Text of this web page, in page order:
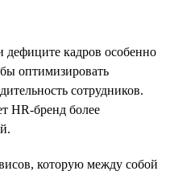
кадров особенно
оптимизировать
сотрудников.
HR-бренд более
которую между собой